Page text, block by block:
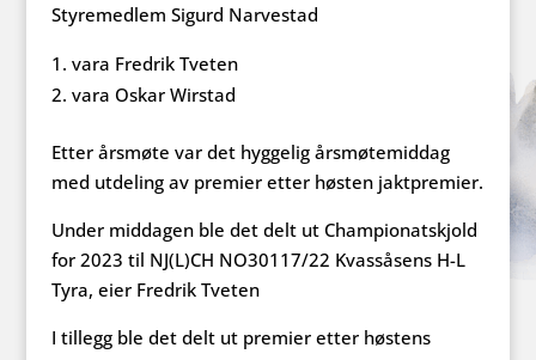
Styremedlem Sigurd Narvestad
vara Fredrik Tveten
vara Oskar Wirstad
Etter årsmøte var det hyggelig årsmøtemiddag
med utdeling av premier etter høsten jaktpremier.
Under middagen ble det delt ut Championatskjold
for 2023 til NJ(L)CH NO30117/22 Kvassåsens H-L
Tyra, eier Fredrik Tveten
I tillegg ble det delt ut premier etter høstens